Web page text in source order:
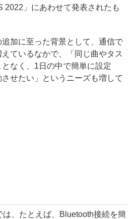
2022」にあわせて発表されたも
加に至った背景として、通信で
ているなかで、「同じ曲やタス
なく、1日の中で簡単に設定
せたい」というニーズも増して
、たとえば、Bluetooth接続を簡